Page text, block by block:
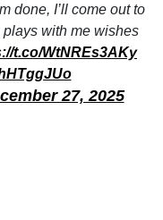
done, I’ll come out to
with me wishes
t.co/WtNREs3AKy
27, 2025